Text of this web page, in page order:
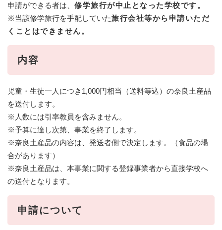
申請ができる者は、 修学旅行が中止となった学校です。
※当該修学旅行を手配していた旅行会社等から申請いただ
くことはできません。
内容
児童・生徒一人につき1,000円相当（送料等込）の奈良土産品
を送付します。
※人数には引率教員を含みません。
※予算に達し次第、事業を終了します。
※奈良土産品の内容は、発送者側で決定します。（食品の場
合があります）
※奈良土産品は、本事業に関する登録事業者から直接学校へ
の送付となります。
申請について